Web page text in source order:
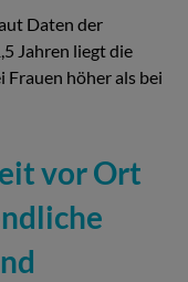
Daten der
Jahren liegt die
höher als bei
vor Ort